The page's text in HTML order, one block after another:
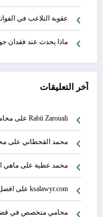
عقوبة التلاعب في
ماذا يحدث عند فقدان
آخر التعليقات
Rabii Zarouali على
محمد القحطاني على
محمد عطية على ماهي
ksalawyr.com على
محامي متخصص في